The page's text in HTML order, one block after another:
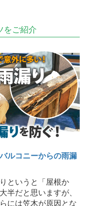
をご紹介
ルコニーからの雨漏
というと「屋根か
半だと思いますが、
には笠木が原因とな